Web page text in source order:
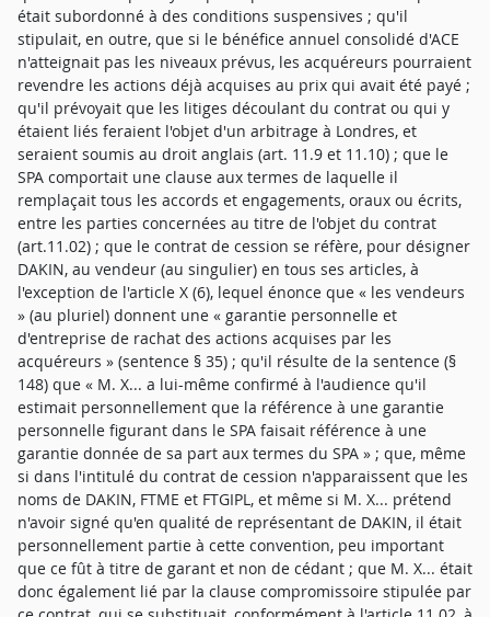
était subordonné à des conditions suspensives ; qu'il
stipulait, en outre, que si le bénéfice annuel consolidé d'ACE
n'atteignait pas les niveaux prévus, les acquéreurs pourraient
revendre les actions déjà acquises au prix qui avait été payé ;
qu'il prévoyait que les litiges découlant du contrat ou qui y
étaient liés feraient l'objet d'un arbitrage à Londres, et
seraient soumis au droit anglais (art. 11.9 et 11.10) ; que le
SPA comportait une clause aux termes de laquelle il
remplaçait tous les accords et engagements, oraux ou écrits,
entre les parties concernées au titre de l'objet du contrat
(art.11.02) ; que le contrat de cession se réfère, pour désigner
DAKIN, au vendeur (au singulier) en tous ses articles, à
l'exception de l'article X (6), lequel énonce que « les vendeurs
» (au pluriel) donnent une « garantie personnelle et
d'entreprise de rachat des actions acquises par les
acquéreurs » (sentence § 35) ; qu'il résulte de la sentence (§
148) que « M. X... a lui-même confirmé à l'audience qu'il
estimait personnellement que la référence à une garantie
personnelle figurant dans le SPA faisait référence à une
garantie donnée de sa part aux termes du SPA » ; que, même
si dans l'intitulé du contrat de cession n'apparaissent que les
noms de DAKIN, FTME et FTGIPL, et même si M. X... prétend
n'avoir signé qu'en qualité de représentant de DAKIN, il était
personnellement partie à cette convention, peu important
que ce fût à titre de garant et non de cédant ; que M. X... était
donc également lié par la clause compromissoire stipulée par